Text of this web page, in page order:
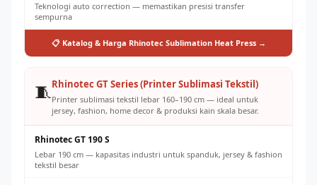
Teknologi auto correction — memastikan presisi transfer
sempurna
📋 Katalog & Harga Rhinotec Sublimation Heat Press →
🧵Rhinotec GT Series (Printer Sublimasi Tekstil)
Printer sublimasi tekstil lebar 160–190 cm — ideal untuk
jersey, fashion, home decor & produksi kain skala besar.
Rhinotec GT 190 S
Lebar 190 cm — kapasitas industri untuk spanduk, jersey & fashion
tekstil besar